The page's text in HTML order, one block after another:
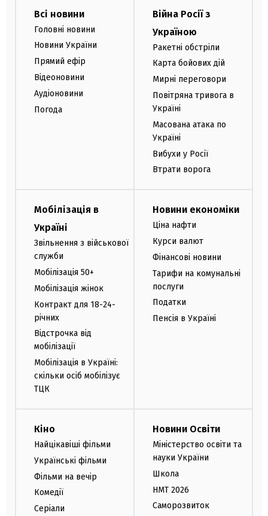
Всі новини
Головні новини
Новини України
Прямий ефір
Відеоновини
Аудіоновини
Погода
Війна Росії з
Україною
Ракетні обстріли
Карта бойових дій
Мирні переговори
Повітряна тривога в
Україні
Масована атака по
Україні
Вибухи у Росії
Втрати ворога
Мобілізація в
Україні
Звільнення з військової
служби
Мобілізація 50+
Мобілізація жінок
Контракт для 18-24-
річних
Відстрочка від
мобілізації
Мобілізація в Україні:
скільки осіб мобілізує
ТЦК
Новини економіки
Ціна нафти
Курси валют
Фінансові новини
Тарифи на комунальні
послуги
Податки
Пенсія в Україні
Кіно
Найцікавіші фільми
Українські фільми
Фільми на вечір
Комедії
Серіали
Новини Освіти
Міністерство освіти та
науки України
Школа
НМТ 2026
Саморозвиток